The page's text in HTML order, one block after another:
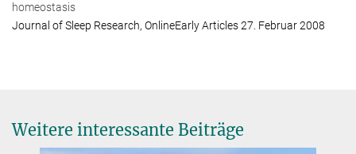
homeostasis
Journal of Sleep Research, OnlineEarly Articles 27. Februar 2008
Weitere interessante Beiträge